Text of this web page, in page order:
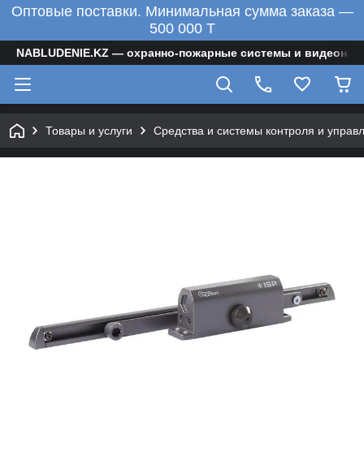
Оптовые поставки. Минимальная сумма заказа —
500 000 T
NABLUDENIE.KZ — охранно-пожарные системы и
Товары и услуги Средства и системы контроля и